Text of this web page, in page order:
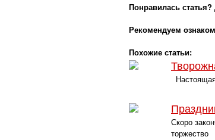
Понравилась
Рекомендуем
Похожие статьи:
Скоро
торжество